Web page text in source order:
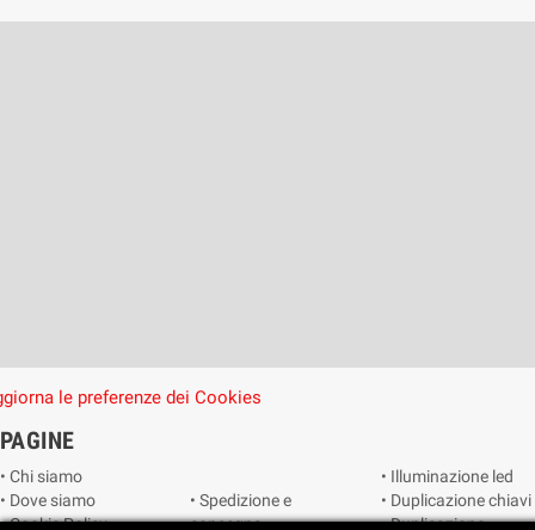
le preferenze dei Cookies
PAGINE
• Chi siamo
• Dove siamo
• Cookie Policy
• Spedizione e
consegna
• Illuminazione led
• Duplicazione chiavi
• Duplicazione